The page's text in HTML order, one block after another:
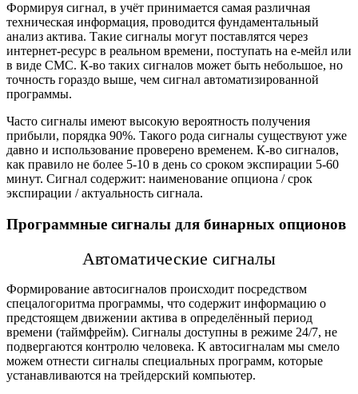
Формируя сигнал, в учёт принимается самая различная
техническая информация, проводится фундаментальный
анализ актива. Такие сигналы могут поставлятся через
интернет-ресурс в рeальном времени, поступать на е-мейл или
в виде СМС. К-во таких сигналов может быть небольшое, но
точность гораздо выше, чем сигнал автоматизированной
программы.
Часто сигналы имеют высокую вероятность получения
прибыли, порядка 90%. Такого рода сигналы существуют уже
давно и использование проверено временем. К-во сигналов,
как правило не более 5-10 в день со сроком экспирации 5-60
минут. Сигнал содержит: наименование опциона / срок
экспирации / актуальность сигнала.
Программные сигналы для бинарных опционов
Автомaтические сигналы
Формирование автосигналов происходит посредством
спецалогоритма программы, что содержит информацию о
предстоящем движении актива в определённый период
времени (таймфрейм). Сигналы доступны в режиме 24/7, не
подвергаются контролю человека. К автосигналам мы смело
можем отнести сигналы специальных программ, которые
устанавливаются на трейдерский компьютер.